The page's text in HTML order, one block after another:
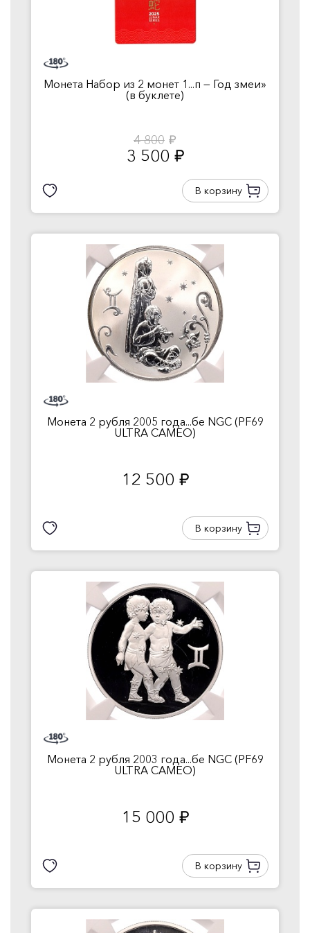
Монета Набор из 2 монет 1...п — Год змеи»
(в буклете)
4 800 руб.
3 500 руб.
В корзину
Монета 2 рубля 2005 года...бе NGC (PF69
ULTRA CAMEO)
12 500 руб.
В корзину
Монета 2 рубля 2003 года...бе NGC (PF69
ULTRA CAMEO)
15 000 руб.
В корзину